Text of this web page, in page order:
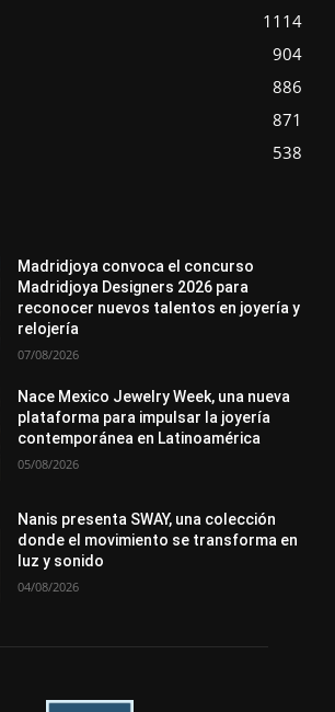
1114
904
886
871
538
Novedades Opiniones
Perspectiva
Secciones Sin categoría
Más
Madridjoya convoca el concurso
Madridjoya Designers 2026 para
reconocer nuevos talentos en joyería y
relojería
07/08/2026
Nace Mexico Jewelry Week, una nueva
plataforma para impulsar la joyería
contemporánea en Latinoamérica
05/08/2026
Nanis presenta SWAY, una colección
donde el movimiento se transforma en
luz y sonido
04/08/2026